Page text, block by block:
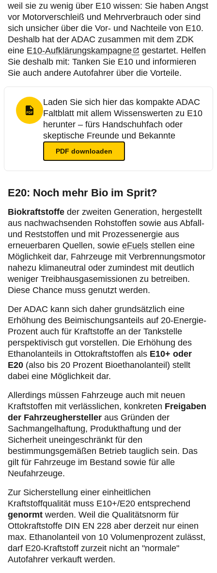
weil sie zu wenig über E10 wissen: Sie haben Angst
vor Motorverschleiß und Mehrverbrauch oder sind
sich unsicher über die Vor- und Nachteile von E10.
Deshalb hat der ADAC zusammen mit dem ZDK
eine E10-Aufklärungskampagne
gestartet. Helfen
Sie deshalb mit: Tanken Sie E10 und informieren
Sie auch andere Autofahrer über die Vorteile.
PDF Format
Laden Sie sich hier das kompakte ADAC
Faltblatt mit allem Wissenswerten zu E10
herunter – fürs Handschuhfach oder
skeptische Freunde und Bekannte
PDF downloaden
E20: Noch mehr Bio im Sprit?
Biokraftstoffe der zweiten Generation, hergestellt
aus nachwachsenden Rohstoffen sowie aus Abfall-
und Reststoffen und mit Prozessenergie aus
erneuerbaren Quellen, sowie eFuels stellen eine
Möglichkeit dar, Fahrzeuge mit Verbrennungsmotor
nahezu klimaneutral oder zumindest mit deutlich
weniger Treibhausgasemissionen zu betreiben.
Diese Chance muss genutzt werden.
Der ADAC kann sich daher grundsätzlich eine
Erhöhung des Beimischungsanteils auf 20-Energie-
Prozent auch für Kraftstoffe an der Tankstelle
perspektivisch gut vorstellen. Die Erhöhung des
Ethanolanteils in Ottokraftstoffen als E10+ oder
E20 (also bis 20 Prozent Bioethanolanteil) stellt
dabei eine Möglichkeit dar.
Allerdings müssen Fahrzeuge auch mit neuen
Kraftstoffen mit verlässlichen, konkreten Freigaben
der Fahrzeughersteller aus Gründen der
Sachmangelhaftung, Produkthaftung und der
Sicherheit uneingeschränkt für den
bestimmungsgemäßen Betrieb tauglich sein. Das
gilt für Fahrzeuge im Bestand sowie für alle
Neufahrzeuge.
Zur Sicherstellung einer einheitlichen
Kraftstoffqualität muss E10+/E20 entsprechend
genormt werden. Weil die Qualitätsnorm für
Ottokraftstoffe DIN EN 228 aber derzeit nur einen
max. Ethanolanteil von 10 Volumenprozent zulässt,
darf E20-Kraftstoff zurzeit nicht an "normale"
Autofahrer verkauft werden.